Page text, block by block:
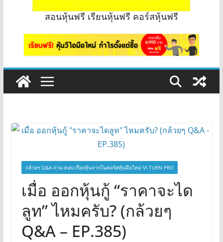
รีวิวงบกลุ่ม Bank หุ้นไหนเหมาะถือเอา
“ปันผล” | EP.175
สอนหุ้นฟรี เรียนหุ้นฟรี คอร์สหุ้นฟรี
กล้วยๆ Q&A ถาม-ตอบ เรื่องหุ้นจากในคอร์สหุ้นมือใหม่ VI TURN PRO
เมื่อ ออกหุ้นกู้ “ราคาจะได
ลูท” ไหมครับ? (กล้วยๆ
Q&A – EP.385)